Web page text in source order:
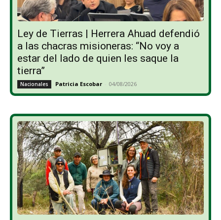
Ley de Tierras | Herrera Ahuad defendió
a las chacras misioneras: “No voy a
estar del lado de quien les saque la
tierra”
Nacionales Patricia Escobar - 04/08/2026